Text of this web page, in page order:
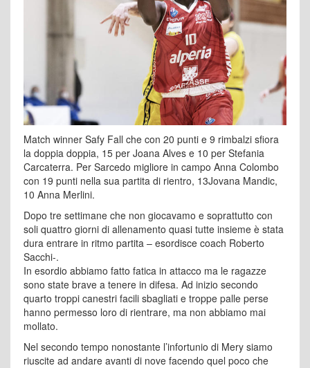
Match winner Safy Fall che con 20 punti e 9 rimbalzi sfiora
la doppia doppia, 15 per Joana Alves e 10 per Stefania
Carcaterra. Per Sarcedo migliore in campo Anna Colombo
con 19 punti nella sua partita di rientro, 13Jovana Mandic,
10 Anna Merlini.
Dopo tre settimane che non giocavamo e soprattutto con
soli quattro giorni di allenamento quasi tutte insieme è stata
dura entrare in ritmo partita – esordisce coach Roberto
Sacchi-.
In esordio abbiamo fatto fatica in attacco ma le ragazze
sono state brave a tenere in difesa. Ad inizio secondo
quarto troppi canestri facili sbagliati e troppe palle perse
hanno permesso loro di rientrare, ma non abbiamo mai
mollato.
Nel secondo tempo nonostante l’infortunio di Mery siamo
riuscite ad andare avanti di nove facendo quel poco che